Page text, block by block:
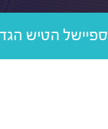
ספיישל הטיש